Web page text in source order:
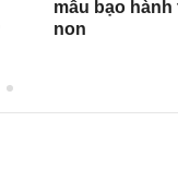
mẫu bạo
non